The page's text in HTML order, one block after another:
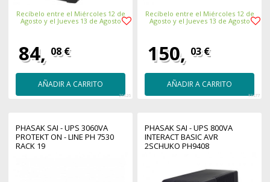
Recíbelo entre el Miércoles 12 de
Agosto y el Jueves 13 de Agosto
84, 08 €
AÑADIR A CARRITO
26626
Recíbelo entre el Miércoles 12 de
Agosto y el Jueves 13 de Agosto
150, 03 €
AÑADIR A CARRITO
33477
PHASAK SAI - UPS 3060VA
PROTEKT ON - LINE PH 7530
RACK 19
PHASAK SAI - UPS 800VA
INTERACT BASIC AVR
2SCHUKO PH9408